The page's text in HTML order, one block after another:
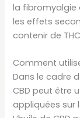
la fibromyalgie
les effets
contenir de
Comment
Dans le cadre
CBD peut être
appliquées sur